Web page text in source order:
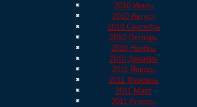
2010 Июль
2010 Август
2010 Сентябрь
2010 Октябрь
2010 Ноябрь
2010 Декабрь
2011 Январь
2011 Февраль
2011 Март
2011 Апрель